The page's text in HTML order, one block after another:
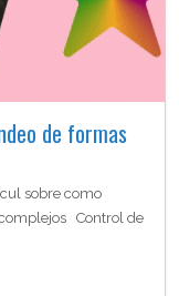
de formas
sobre como
Control de